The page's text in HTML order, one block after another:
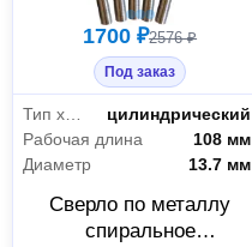
1700 ₽2576 ₽
Под заказ
Тип хвостовика
цилиндрический
Рабочая длина
108 мм
Диаметр
13.7 мм
Сверло по металлу
спиральное